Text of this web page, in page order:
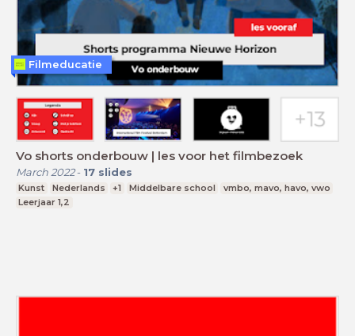
Vo shorts onderbouw | les voor het filmbezoek
March 2022- 17 slides
Kunst Nederlands +1 Middelbare school
vmbo, mavo, havo, vwo
Leerjaar 1,2
Filmeducatie